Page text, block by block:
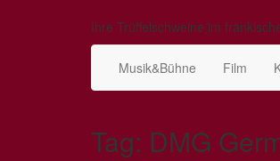
Ihre Trüffelschweine im
Musik&Bühne Film
Tag: DMG